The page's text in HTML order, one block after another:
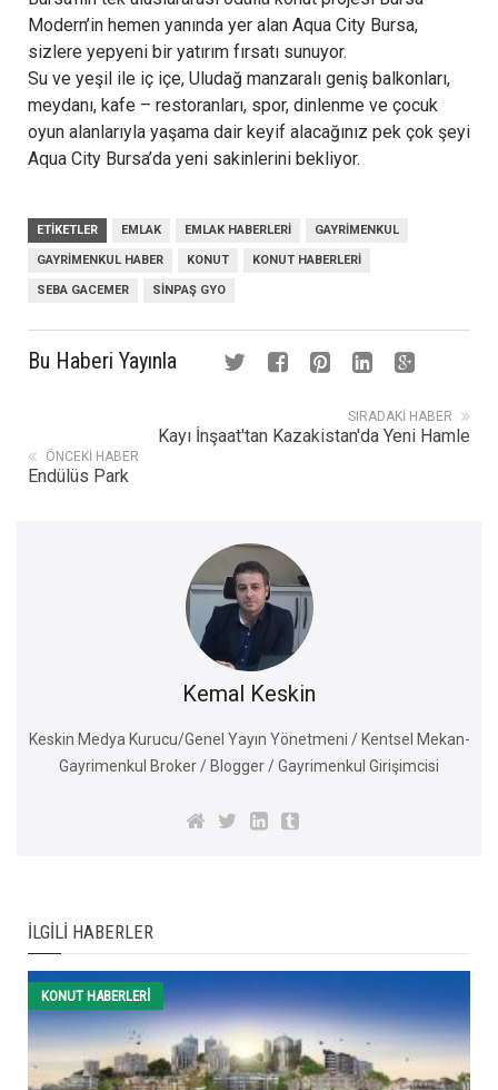
Modern’in hemen yanında yer alan Aqua City Bursa,
sizlere yepyeni bir yatırım fırsatı sunuyor.
Su ve yeşil ile iç içe, Uludağ manzaralı geniş balkonları,
meydanı, kafe – restoranları, spor, dinlenme ve çocuk
oyun alanlarıyla yaşama dair keyif alacağınız pek çok şeyi
Aqua City Bursa’da yeni sakinlerini bekliyor.
ETIKETLER EMLAK EMLAK HABERLERI GAYRIMENKUL
GAYRIMENKUL HABER KONUT KONUT HABERLERI
SEBA GACEMER SINPAŞ GYO
Bu Haberi Yayınla
SIRADAKI HABER
Kayı İnşaat'tan Kazakistan'da Yeni Hamle
ÖNCEKI HABER
Endülüs Park
Kemal Keskin
Keskin Medya Kurucu/Genel Yayın Yönetmeni / Kentsel Mekan-
Gayrimenkul Broker / Blogger / Gayrimenkul Girişimcisi
İLGILI HABERLER
KONUT HABERLERI